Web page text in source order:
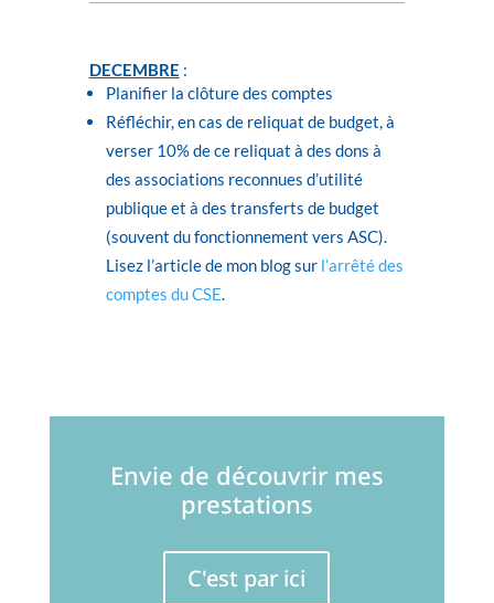
DECEMBRE :
Planifier la clôture des comptes
Réfléchir, en cas de reliquat de budget, à
verser 10% de ce reliquat à des dons à
des associations reconnues d’utilité
publique et à des transferts de budget
(souvent du fonctionnement vers ASC).
Lisez l’article de mon blog sur l’arrêté des
comptes du CSE.
Envie de découvrir mes
prestations
C'est par ici